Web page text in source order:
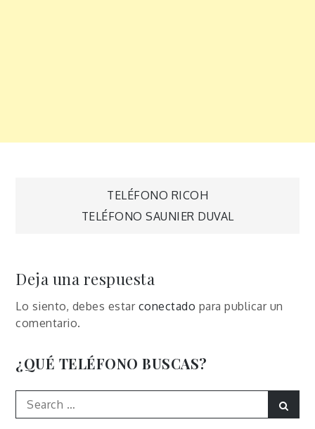
Navegación
entradas
TELÉFONO RICOH
TELÉFONO SAUNIER DUVAL
Deja una respuesta
Lo siento, debes estar conectado para publicar un
comentario.
¿QUÉ TELÉFONO BUSCAS?
Search
for: